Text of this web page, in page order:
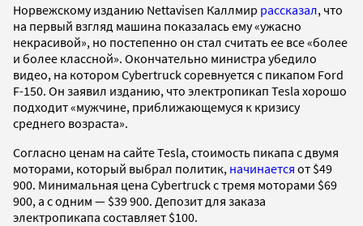
Норвежскому изданию Nettavisen Каллмир рассказал, что
на первый взгляд машина показалась ему «ужасно
некрасивой», но постепенно он стал считать ее все «более
и более классной». Окончательно министра убедило
видео, на котором Cybertruck соревнуется с пикапом Ford
F-150. Он заявил изданию, что электропикап Tesla хорошо
подходит «мужчине, приближающемуся к кризису
среднего возраста».
Согласно ценам на сайте Tesla, стоимость пикапа с двумя
моторами, который выбрал политик, начинается от $49
900. Минимальная цена Cybertruck с тремя моторами $69
900, а с одним — $39 900. Депозит для заказа
электропикапа составляет $100.